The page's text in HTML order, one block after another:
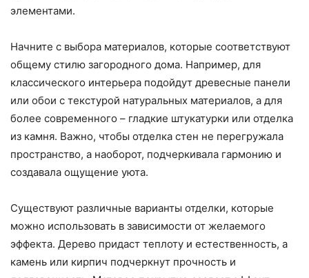
элементами.
Начните с выбора материалов, которые соответствуют
общему стилю загородного дома. Например, для
классического интерьера подойдут древесные панели
или обои с текстурой натуральных материалов, а для
более современного – гладкие штукатурки или отделка
из камня. Важно, чтобы отделка стен не перегружала
пространство, а наоборот, подчеркивала гармонию и
создавала ощущение уюта.
Существуют различные варианты отделки, которые
можно использовать в зависимости от желаемого
эффекта. Дерево придаст теплоту и естественность, а
камень или кирпич подчеркнут прочность и